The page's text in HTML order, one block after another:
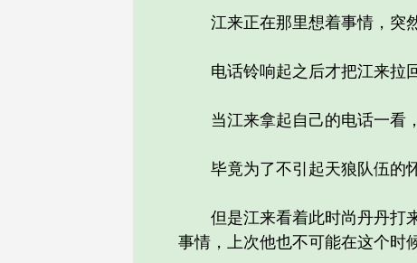
江来正在那里想着事情，突然
电话铃响起之后才把江来拉回
当江来拿起自己的电话一看，
毕竟为了不引起天狼队伍的怀
但是江来看着此时尚丹丹打来
事情，上次他也不可能在这个时